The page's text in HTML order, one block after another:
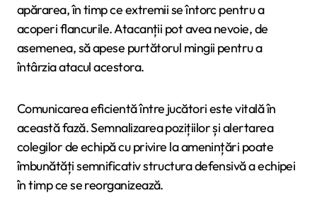
apărarea, în timp ce extremii se întorc pentru a
acoperi flancurile. Atacanții pot avea nevoie, de
asemenea, să apese purtătorul mingii pentru a
întârzia atacul acestora.
Comunicarea eficientă între jucători este vitală în
această fază. Semnalizarea pozițiilor și alertarea
colegilor de echipă cu privire la amenințări poate
îmbunătăți semnificativ structura defensivă a echipei
în timp ce se reorganizează.